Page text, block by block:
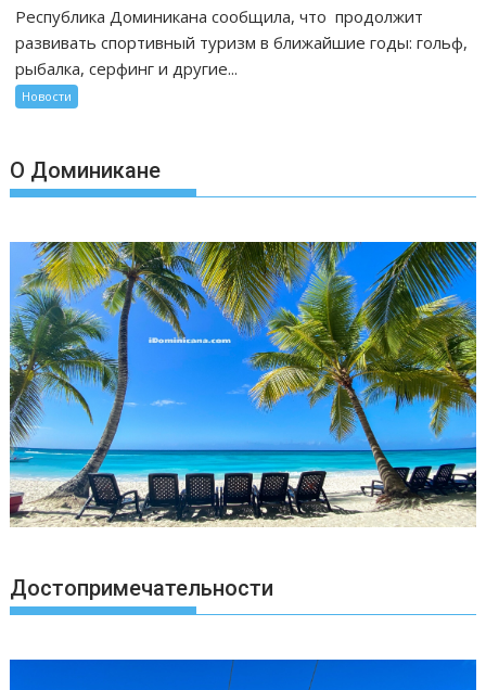
Республика Доминикана сообщила, что продолжит
развивать спортивный туризм в ближайшие годы: гольф,
рыбалка, серфинг и другие...
Новости
О Доминикане
Достопримечательности